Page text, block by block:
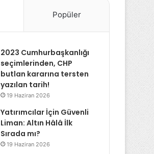
Popüler
2023 Cumhurbaşkanlığı
seçimlerinden, CHP
butlan kararına tersten
yazılan tarih!
19 Haziran 2026
Yatırımcılar İçin Güvenli
Liman: Altın Hâlâ İlk
Sırada mı?
19 Haziran 2026